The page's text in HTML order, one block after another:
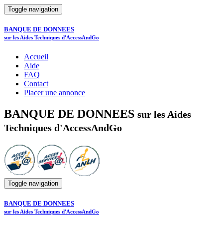
Toggle navigation
BANQUE DE DONNEES
sur les Aides Techniques d'AccessAndGo
Accueil
Aide
FAQ
Contact
Placer une annonce
BANQUE DE DONNEES sur les Aides
Techniques d'AccessAndGo
Toggle navigation
BANQUE DE DONNEES
sur les Aides Techniques d'AccessAndGo